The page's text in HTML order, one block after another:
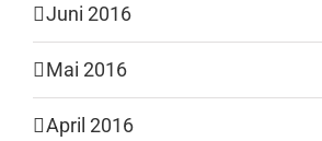
Juni 2016
Mai 2016
April 2016